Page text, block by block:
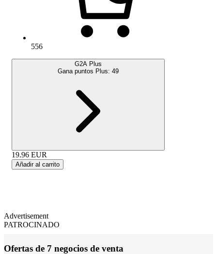
556
G2A Plus
Gana puntos Plus: 49
19.96 EUR
Añadir al carrito
Advertisement
PATROCINADO
Ofertas de 7 negocios de venta